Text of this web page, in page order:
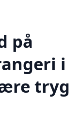
på
i
tryg